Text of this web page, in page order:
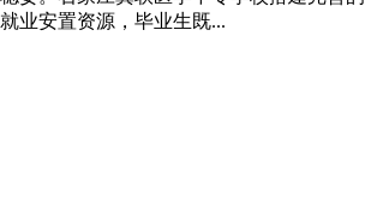
业安置资源，毕业生既...